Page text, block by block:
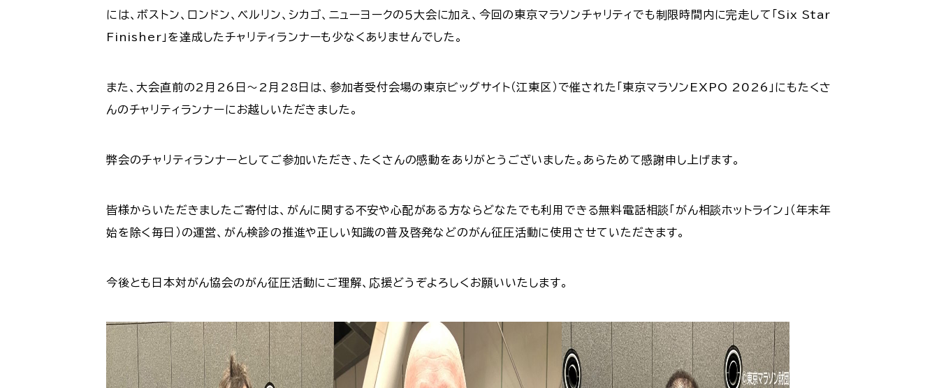
には、ボストン、ロンドン、ベルリン、シカゴ、ニューヨークの５大会に加え、今回の東京マラソンチャリティでも制限時間内に完走して「Six Star
Finisher」を達成したチャリティランナーも少なくありませんでした。
また、大会直前の2月26日～2月28日は、参加者受付会場の東京ビッグサイト（江東区）で催された「東京マラソンEXPO 2026」にもたくさ
んのチャリティランナーにお越しいただきました。
弊会のチャリティランナーとしてご参加いただき、たくさんの感動をありがとうございました。あらためて感謝申し上げます。
皆様からいただきましたご寄付は、がんに関する不安や心配がある方ならどなたでも利用できる無料電話相談「がん相談ホットライン」（年末年
始を除く毎日）の運営、がん検診の推進や正しい知識の普及啓発などのがん征圧活動に使用させていただきます。
今後とも日本対がん協会のがん征圧活動にご理解、応援どうぞよろしくお願いいたします。